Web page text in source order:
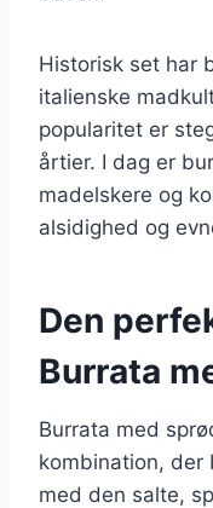
Historisk set har
italienske
popularitet er
årtier. I dag er
madelskere og
alsidighed og
Den
Burrata
Burrata med
kombination, der
med den salte,